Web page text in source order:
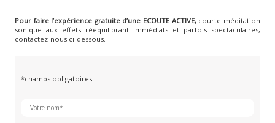
Pour faire l’expérience gratuite d’une ECOUTE ACTIVE,courte méditation
sonique aux effets rééquilibrant immédiats et parfois spectaculaires,
contactez-nous ci-dessous.
*champs obligatoires